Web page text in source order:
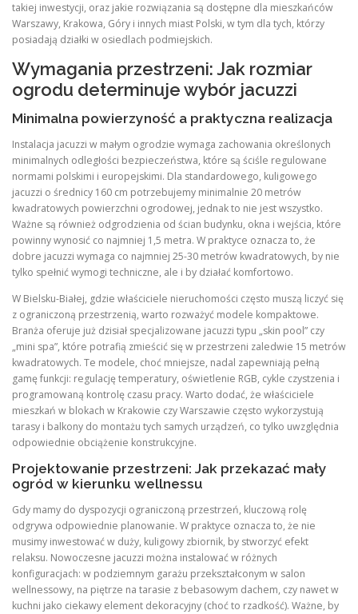
takiej inwestycji, oraz jakie rozwiązania są dostępne dla mieszkańców
Warszawy, Krakowa, Góry i innych miast Polski, w tym dla tych, którzy
posiadają działki w osiedlach podmiejskich.
Wymagania przestrzeni: Jak rozmiar
ogrodu determinuje wybór jacuzzi
Minimalna powierzyność a praktyczna realizacja
Instalacja jacuzzi w małym ogrodzie wymaga zachowania określonych
minimalnych odległości bezpieczeństwa, które są ściśle regulowane
normami polskimi i europejskimi. Dla standardowego, kuligowego
jacuzzi o średnicy 160 cm potrzebujemy minimalnie 20 metrów
kwadratowych powierzchni ogrodowej, jednak to nie jest wszystko.
Ważne są również odgrodzienia od ścian budynku, okna i wejścia, które
powinny wynosić co najmniej 1,5 metra. W praktyce oznacza to, że
dobre jacuzzi wymaga co najmniej 25-30 metrów kwadratowych, by nie
tylko spełnić wymogi techniczne, ale i by działać komfortowo.
W Bielsku-Białej, gdzie właściciele nieruchomości często muszą liczyć się
z ograniczoną przestrzenią, warto rozważyć modele kompaktowe.
Branża oferuje już dzisiał specjalizowane jacuzzi typu „skin pool” czy
„mini spa”, które potrafią zmieścić się w przestrzeni zaledwie 15 metrów
kwadratowych. Te modele, choć mniejsze, nadal zapewniają pełną
gamę funkcji: regulację temperatury, oświetlenie RGB, cykle czystzenia i
programowaną kontrolę czasu pracy. Warto dodać, że właściciele
mieszkań w blokach w Krakowie czy Warszawie często wykorzystują
tarasy i balkony do montażu tych samych urządzeń, co tylko uwzględnia
odpowiednie obciążenie konstrukcyjne.
Projektowanie przestrzeni: Jak przekazać mały
ogród w kierunku wellnessu
Gdy mamy do dyspozycji ograniczoną przestrzeń, kluczową rolę
odgrywa odpowiednie planowanie. W praktyce oznacza to, że nie
musimy inwestować w duży, kuligowy zbiornik, by stworzyć efekt
relaksu. Nowoczesne jacuzzi można instalować w różnych
konfiguracjach: w podziemnym garażu przekształconym w salon
wellnessowy, na piętrze na tarasie z bebasowym dachem, czy nawet w
kuchni jako ciekawy element dekoracyjny (choć to rzadkość). Ważne, by